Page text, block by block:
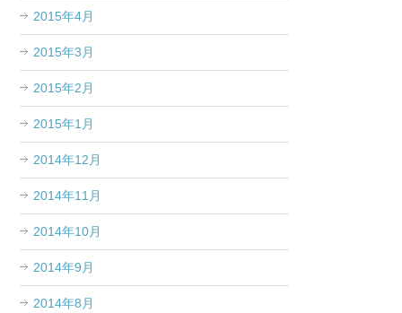
2015年4月
2015年3月
2015年2月
2015年1月
2014年12月
2014年11月
2014年10月
2014年9月
2014年8月